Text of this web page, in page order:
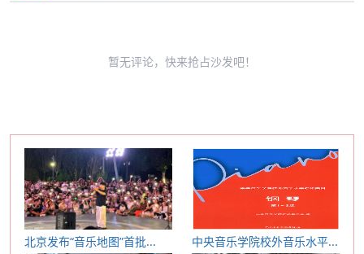
暂无评论，快来抢占沙发吧！
北京发布“音乐地图”首批... 中央音乐学院校外音乐水平...